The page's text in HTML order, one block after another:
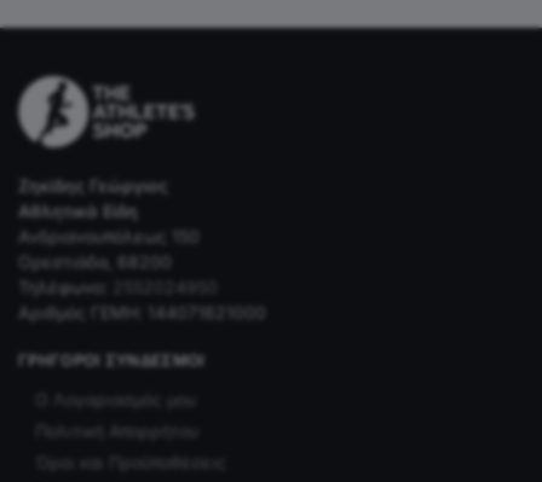
Ζηκίδης Γεώργιος
Αθλητικά Είδη
Ανδριανουπόλεως 150
Ορεστιάδα, 68200
Τηλέφωνο:
Αριθμός ΓΕΜΗ: 144071621000
ΓΡΉΓΟΡΟΙ ΣΎΝΔΕΣΜΟΙ
Ο Λογαριασμός μου
Πολιτική Απορρήτου